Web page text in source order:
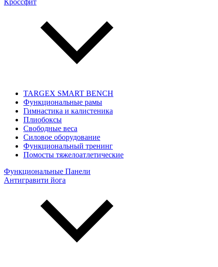
Кроссфит
TARGEX SMART BENCH
Функциональные рамы
Гимнастика и калистеника
Плиобоксы
Свободные веса
Силовое оборудование
Функциональный тренинг
Помосты тяжелоатлетические
Функциональные Панели
Антигравити йога